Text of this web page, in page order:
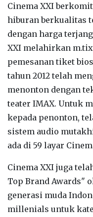
Cinema XXI
hiburan berkualitas
dengan harga
XXI melahirkan
pemesanan tiket
tahun 2012 telah
menonton dengan
teater IMAX. Untuk
kepada penonton,
sistem audio
ada di 59 layar
Cinema XXI juga
Top Brand Awards"
generasi muda
millenials untuk